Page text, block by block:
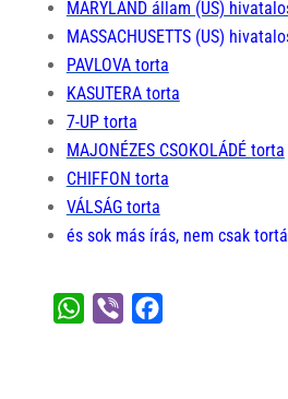
MARYLAND állam (US)
MASSACHUSETTS (US)
PAVLOVA torta
KASUTERA torta
7-UP torta
MAJONÉZES CSOKOLÁDÉ torta
CHIFFON torta
VÁLSÁG torta
és sok más írás, nem csak